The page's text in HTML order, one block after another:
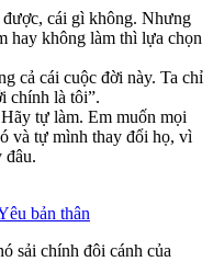
cái gì không. Nhưng
hay không làm thì lựa chọn
cả cái cuộc đời này. Ta chỉ
chính là tôi”.
tự làm. Em muốn mọi
và tự mình thay đổi họ, vì
đâu.
bản thân
sải chính đôi cánh của